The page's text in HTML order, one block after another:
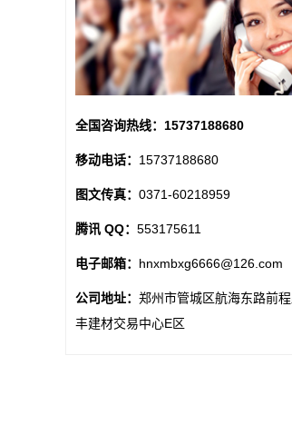
全国咨询热线： 15737188680
移动电话： 15737188680
图文传真： 0371-60218959
腾讯 QQ： 553175611
电子邮箱： hnxmbxg6666@126.com
公司地址： 郑州市管城区航海东路前
丰建材交易中心E区